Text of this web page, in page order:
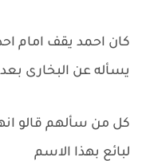
كان احمد يقف امام
يسأله عن البخارى
كل من سألهم قالو
لبائع بهذا الاسم